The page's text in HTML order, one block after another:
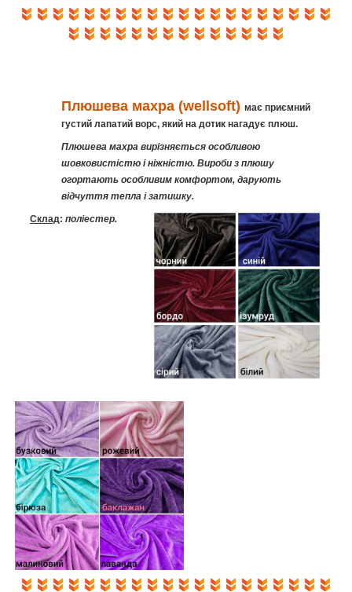
Плюшева махра (wellsoft) має приємний
густий лапатий ворс, який на дотик нагадує плюш.
Плюшева махра вирізняється особливою
шовковистістю і ніжністю. Вироби з плюшу
огортають особливим комфортом, дарують
відчуття тепла і затишку.
Склад: поліестер.